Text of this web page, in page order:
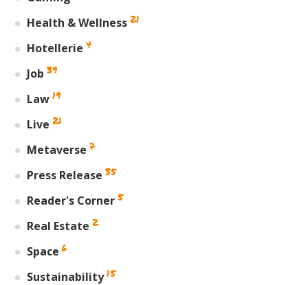
Health & Wellness 21
Hotellerie 4
Job 39
Law 19
Live 21
Metaverse 7
Press Release 35
Reader's Corner 5
Real Estate 2
Space 6
Sustainability 15